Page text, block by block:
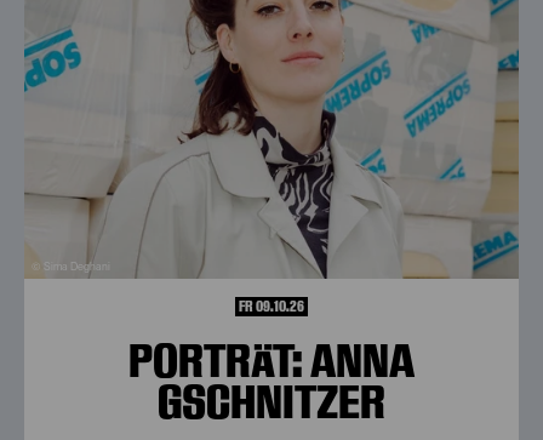
© Sima Deghani
FR 09.10.26
PORTRÄT: ANNA
GSCHNITZER